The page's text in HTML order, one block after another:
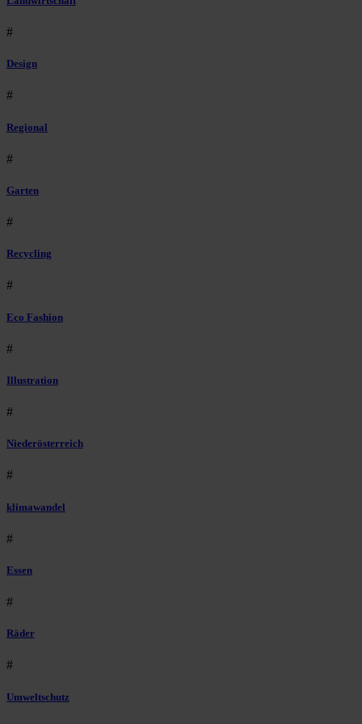
#
Design
#
Regional
#
Garten
#
Recycling
#
Eco Fashion
#
Illustration
#
Niederösterreich
#
klimawandel
#
Essen
#
Räder
#
Umweltschutz